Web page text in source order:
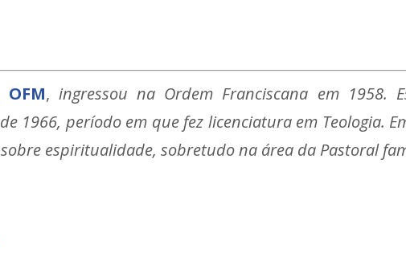
OFM,ingressou na Ordem Franciscana em 1958.
1966, período em que fez licenciatura em Teologia.
espiritualidade, sobretudo na área da Pastoral